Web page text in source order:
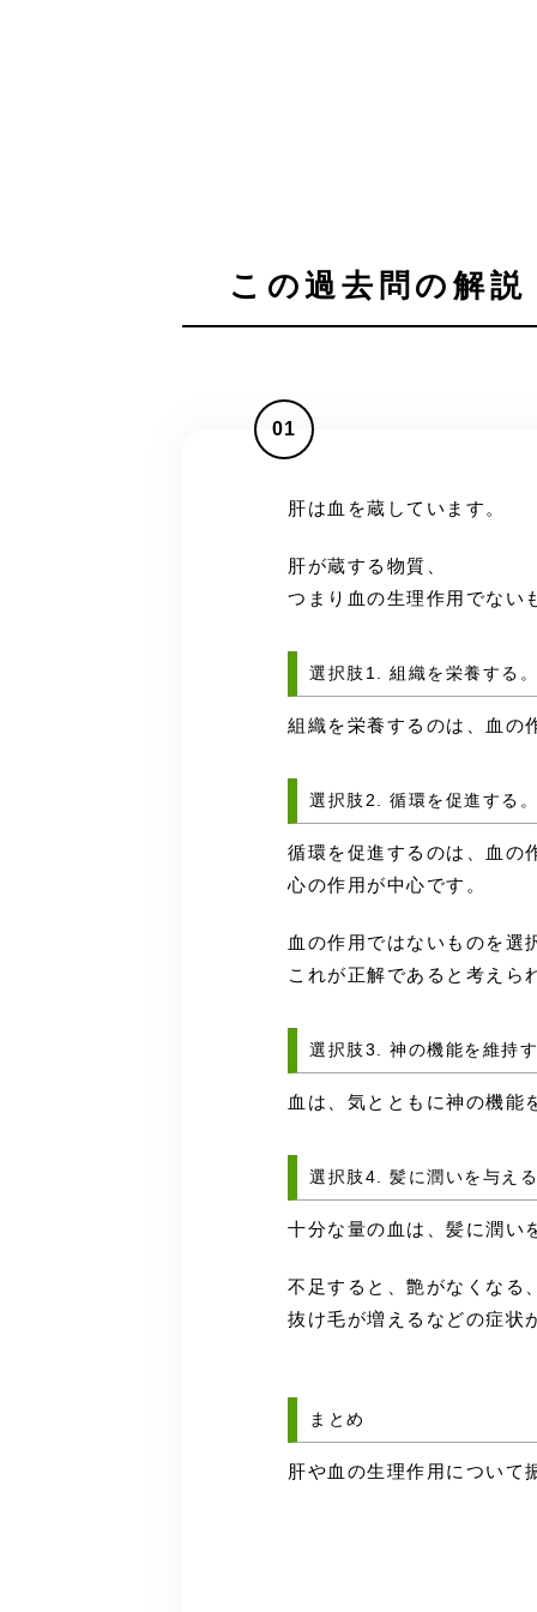
この過去問の解
01
肝は血を蔵しています。
肝が蔵する物質、
つまり血の生理作用でない
選択肢1. 組織を栄養する。
組織を栄養するのは、血の
選択肢2. 循環を促進する。
循環を促進するのは、血の
心の作用が中心です。
血の作用ではないものを選
これが正解であると考えら
選択肢3. 神の機能を維持
血は、気とともに神の機能
選択肢4. 髪に潤いを与え
十分な量の血は、髪に潤い
不足すると、艶がなくなる
抜け毛が増えるなどの症状
まとめ
肝や血の生理作用について